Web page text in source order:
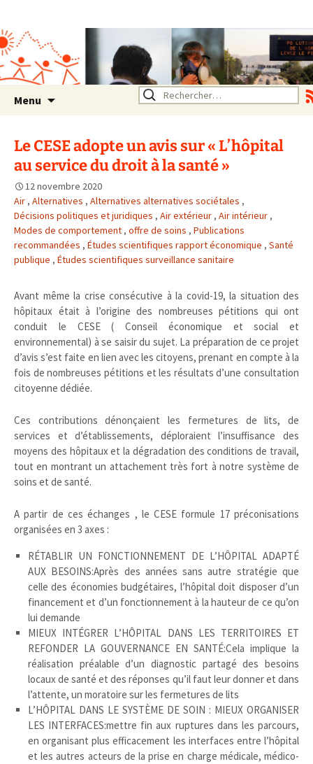
Rhône Alpes
Un environnement sain pour
la santé de tous
Menu Rechercher :
Le CESE adopte un avis sur « L’hôpital
au service du droit à la santé »
12 novembre 2020
Air , Alternatives , Alternatives alternatives sociétales ,
Décisions politiques et juridiques , Air extérieur , Air intérieur ,
Modes de comportement , offre de soins , Publications
recommandées , Études scientifiques rapport économique , Santé
publique , Études scientifiques surveillance sanitaire
Avant même la crise consécutive à la covid-19, la situation des
hôpitaux était à l’origine des nombreuses pétitions qui ont
conduit le CESE ( Conseil économique et social et
environnemental) à se saisir du sujet. La préparation de ce projet
d’avis s’est faite en lien avec les citoyens, prenant en compte à la
fois de nombreuses pétitions et les résultats d’une consultation
citoyenne dédiée.
Ces contributions dénonçaient les fermetures de lits, de
services et d’établissements, déploraient l’insuffisance des
moyens des hôpitaux et la dégradation des conditions de travail,
tout en montrant un attachement très fort à notre système de
soins et de santé.
A partir de ces échanges , le CESE formule 17 préconisations
organisées en 3 axes :
RÉTABLIR UN FONCTIONNEMENT DE L’HÔPITAL ADAPTÉ
AUX BESOINS:Après des années sans autre stratégie que
celle des économies budgétaires, l’hôpital doit disposer d’un
financement et d’un fonctionnement à la hauteur de ce qu’on
lui demande
MIEUX INTÉGRER L’HÔPITAL DANS LES TERRITOIRES ET
REFONDER LA GOUVERNANCE EN SANTÉ:Cela implique la
réalisation préalable d’un diagnostic partagé des besoins
locaux de santé et des réponses qu’il faut leur donner et dans
l’attente, un moratoire sur les fermetures de lits
L’HÔPITAL DANS LE SYSTÈME DE SOIN : MIEUX ORGANISER
LES INTERFACES:mettre fin aux ruptures dans les parcours,
en organisant plus efficacement les interfaces entre l’hôpital
et les autres acteurs de la prise en charge médicale, médico-